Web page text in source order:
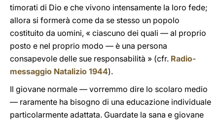
timorati di Dio e che vivono intensamente la loro fede;
allora si formerà come da se stesso un popolo
costituito da uomini, « ciascuno dei quali — al proprio
posto e nel proprio modo — è una persona
consapevole delle sue responsabilità » (cfr. Radio-
messaggio Natalizio 1944).
Il giovane normale — vorremmo dire lo scolaro medio
— raramente ha bisogno di una educazione individuale
particolarmente adattata. Guardate la sana e giovane